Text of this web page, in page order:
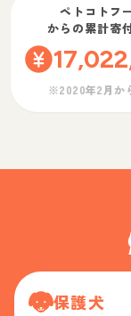
ペトコトフ
からの累計寄
※2020年2月か
保護犬